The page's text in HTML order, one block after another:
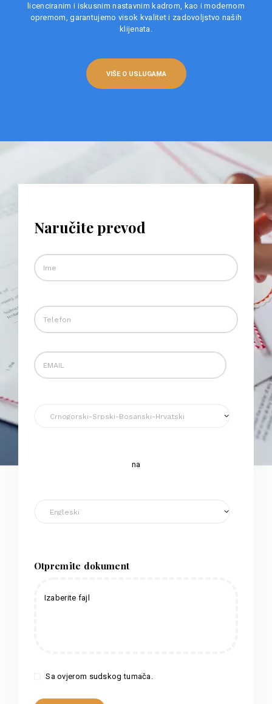
licenciranim i iskusnim nastavnim kadrom, kao i modernom
opremom, garantujemo visok kvalitet i zadovoljstvo naših
klijenata.
VIŠE O USLUGAMA
Naručite prevod
na
Otpremite dokument
Izaberite fajl
Sa ovjerom sudskog tumača.